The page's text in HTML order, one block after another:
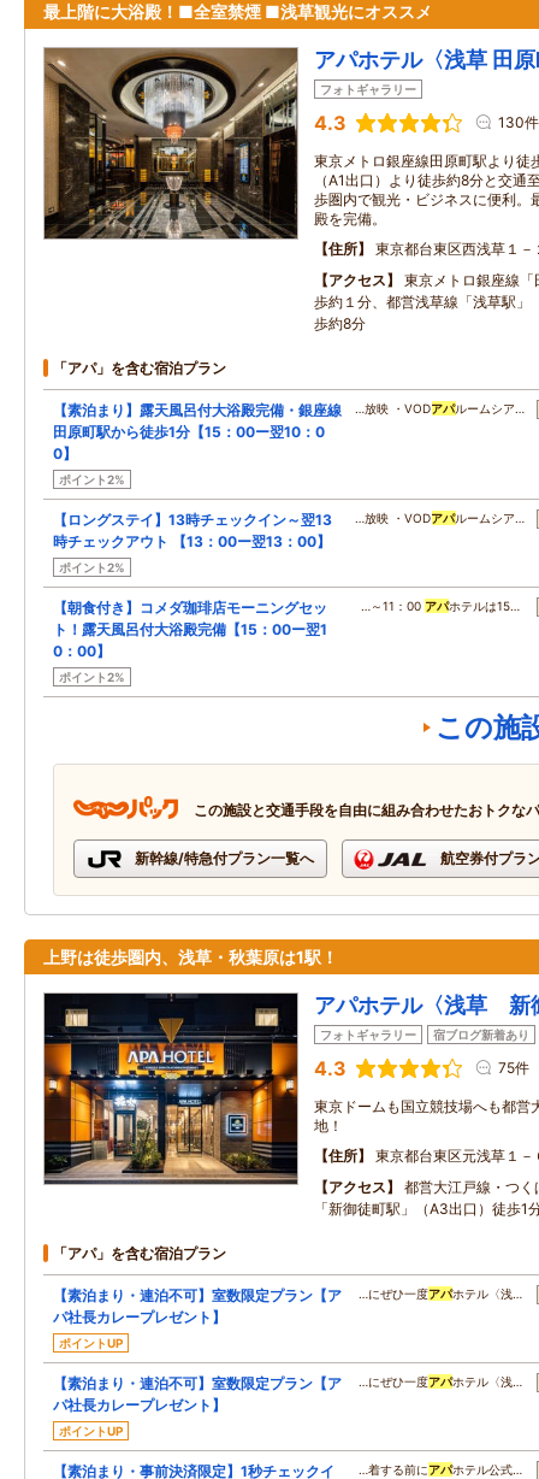
最上階に大浴殿！■全室禁煙 ■浅草観光にオススメ
アパホテル〈浅草 田
フォトギャラリー
4.3 130件
東京メトロ銀座線田原町駅より徒
（A1出口）より徒歩約8分と交通
歩圏内で観光・ビジネスに便利。
殿を完備。
住所
東京都台東区西浅草１－
アクセス
東京メトロ銀座線
歩約１分、都営浅草線「浅草駅」
歩約8分
「アパ」を含む宿泊プラン
【素泊まり】露天風呂付大浴殿完備・銀座線
田原町駅から徒歩1分【15：00ー翌10：0
0】
ポイント2%
…放映 ・VODアパルームシア…
【ロングステイ】13時チェックイン～翌13
時チェックアウト 【13：00ー翌13：00】
ポイント2%
…放映 ・VODアパルームシア…
【朝食付き】コメダ珈琲店モーニングセッ
ト！露天風呂付大浴殿完備【15：00ー翌1
0：00】
ポイント2%
…～11：00 アパホテルは15…
この施
この施設と交通手段を自由に組み合わせたおトクな
新幹線/特急付プラン一覧へ 航空券付プラ
上野は徒歩圏内、浅草・秋葉原は1駅！
アパホテル〈浅草 新
フォトギャラリー 宿ブログ新着あり
4.3 75件
東京ドームも国立競技場へも都営
地！
住所
東京都台東区元浅草１－
アクセス
都営大江戸線・つ
「新御徒町駅」（A3出口）徒歩1
「アパ」を含む宿泊プラン
【素泊まり・連泊不可】室数限定プラン【ア
パ社長カレープレゼント】
ポイントUP
…にぜひ一度アパホテル〈浅…
【素泊まり・連泊不可】室数限定プラン【ア
パ社長カレープレゼント】
ポイントUP
…にぜひ一度アパホテル〈浅…
【素泊まり・事前決済限定】1秒チェックイ
…着する前にアパホテル公式…